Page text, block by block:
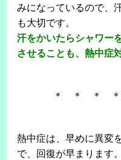
みになっているので、
も大切です。
汗をかいたらシャワー
させることも、熱中症
＊ ＊ ＊
熱中症は、早めに異変
で、回復が早まります。